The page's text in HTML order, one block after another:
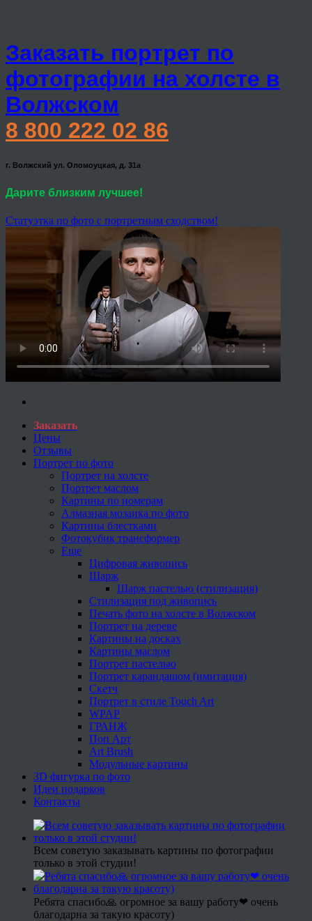
Заказать портрет по
фотографии на холсте в
Волжском
8 800 222 02 86
г. Волжский ул. Оломоуцкая, д. 31а
Дарите близким лучшее!
Статуэтка по фото с портретным сходством!
Заказать
Цены
Отзывы
Портрет по фото
Портрет на холсте
Портрет маслом
Картины по номерам
Алмазная мозаика по фото
Картины блестками
Фотокубик трансформер
Еще
Цифровая живопись
Шарж
Шарж пастелью (стилизация)
Стилизация под живопись
Печать фото на холсте в Волжском
Портрет на дереве
Картины на досках
Картины маслом
Портрет пастелью
Портрет карандашом (имитация)
Скетч
Портрет в стиле Touch Art
WPAP
ГРАНЖ
Поп Арт
Art Brush
Модульные картины
3D фигурка по фото
Идеи подарков
Контакты
Всем советую заказывать картины по фотографии
только в этой студии!
Ребята спасибо🙏 огромное за вашу работу❤ очень
благодарна за такую красоту)